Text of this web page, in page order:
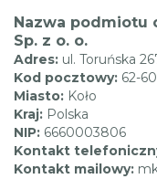
Nazwa podmiotu
Sp. z o. o.
Adres: ul. Toruńska
Kod pocztowy: 62-
Miasto: Koło
Kraj: Polska
NIP: 6660003806
Kontakt
Kontakt mailowy: